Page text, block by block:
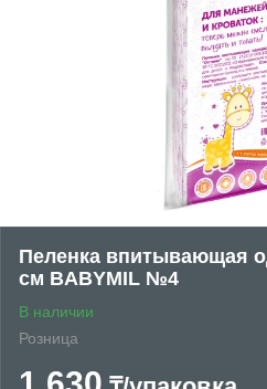
Пеленка впитывающая
см BABYMIL №4
В наличии
Розница